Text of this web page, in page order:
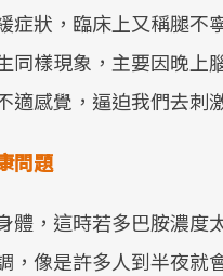
症狀，臨床上又稱腿不
同樣現象，主要因晚上
感覺，逼迫我們去刺
問題
體，這時若多巴胺濃度
，像是許多人到半夜就